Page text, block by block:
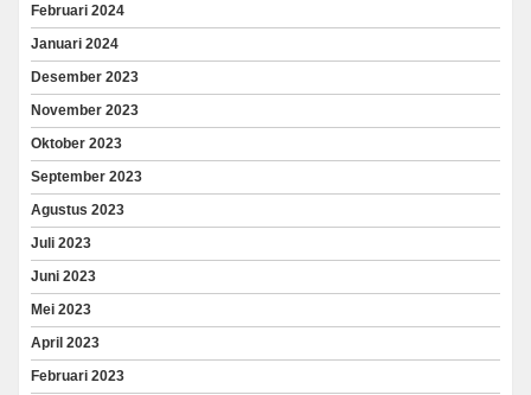
Februari 2024
Januari 2024
Desember 2023
November 2023
Oktober 2023
September 2023
Agustus 2023
Juli 2023
Juni 2023
Mei 2023
April 2023
Februari 2023